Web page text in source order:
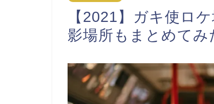
【2021】ガキ使ロ
影場所もまとめてみ